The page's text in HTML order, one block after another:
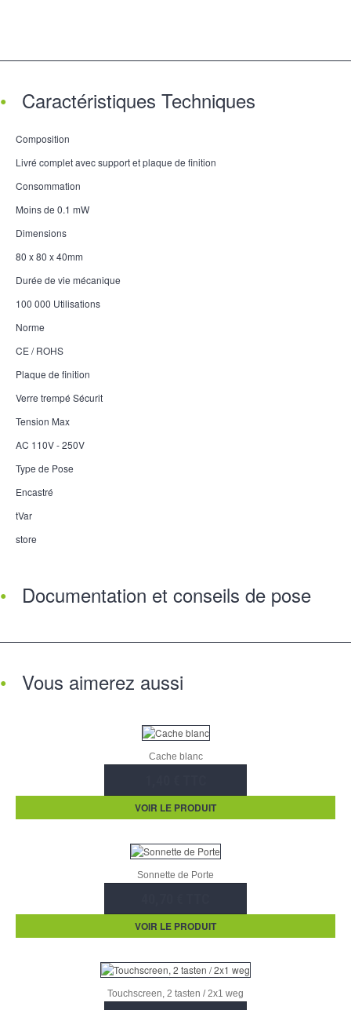
Caractéristiques Techniques
Composition
Livré complet avec support et plaque de finition
Consommation
Moins de 0.1 mW
Dimensions
80 x 80 x 40mm
Durée de vie mécanique
100 000 Utilisations
Norme
CE / ROHS
Plaque de finition
Verre trempé Sécurit
Tension Max
AC 110V - 250V
Type de Pose
Encastré
tVar
store
Documentation et conseils de pose
Vous aimerez aussi
Cache blanc
VOIR LE PRODUIT
Sonnette de Porte
VOIR LE PRODUIT
Touchscreen, 2 tasten / 2x1 weg